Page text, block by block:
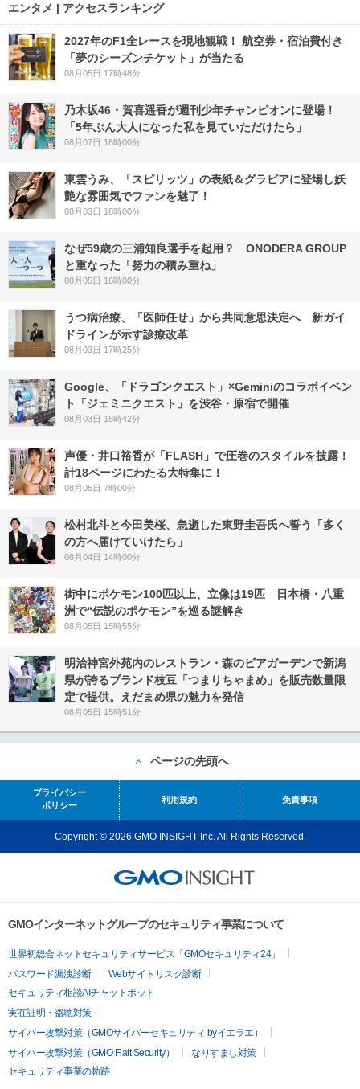
エンタメ | アクセスランキング
2027年のF1全レースを現地観戦！ 航空券・宿泊費付き
「夢のシーズンチケット」が当たる
08月05日 17時48分
乃木坂46・賀喜遥香が週刊少年チャンピオンに登場！
「5年ぶん大人になった私を見ていただけたら」
08月07日 18時00分
東雲うみ、「スピリッツ」の表紙＆グラビアに登場し妖
艶な雰囲気でファンを魅了！
08月03日 18時00分
なぜ59歳の三浦知良選手を起用？ ONODERA GROUP
と重なった「努力の積み重ね」
08月05日 16時00分
うつ病治療、「医師任せ」から共同意思決定へ 新ガイ
ドラインが示す診療改革
08月03日 17時25分
Google、「ドラゴンクエスト」×Geminiのコラボイベン
ト「ジェミニクエスト」を渋谷・原宿で開催
08月03日 18時42分
声優・井口裕香が「FLASH」で圧巻のスタイルを披露！
計18ページにわたる大特集に！
08月05日 7時00分
松村北斗と今田美桜、急逝した東野圭吾氏へ誓う「多く
の方へ届けていけたら」
08月04日 14時00分
街中にポケモン100匹以上、立像は19匹 日本橋・八重
洲で“伝説のポケモン”を巡る謎解き
08月05日 15時55分
明治神宮外苑内のレストラン・森のビアガーデンで新潟
県が誇るブランド枝豆「つまりちゃまめ」を販売数量限
定で提供。えだまめ県の魅力を発信
08月05日 15時51分
ページの先頭へ
プライバシー
ポリシー
利用規約 免責事項
Copyright © 2026 GMO INSIGHT Inc. All Rights Reserved.
GMOインターネットグループのセキュリティ事業について
世界初総合ネットセキュリティサービス「GMOセキュリティ24」
パスワード漏洩診断
Webサイトリスク診断
セキュリティ相談AIチャットボット
実在証明・盗聴対策
サイバー攻撃対策（GMOサイバーセキュリティ byイエラエ）
サイバー攻撃対策（GMO Flatt Security）
なりすまし対策
セキュリティ事業の軌跡